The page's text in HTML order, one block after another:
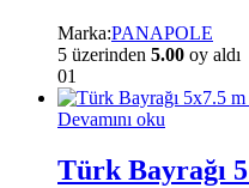
Marka:PANAPOLE
5 üzerinden 5.00 oy aldı
01
Devamını oku
Türk Bayrağı